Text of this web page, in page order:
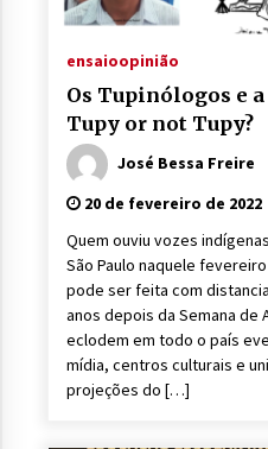
ensaioopinião
Os Tupinólogos e a
Tupy or not Tupy?
José Bessa Freire
20 de fevereiro de 2022
Quem ouviu vozes
São Paulo naquele
pode ser feita com
anos depois da Semana de
eclodem em todo o país
mídia, centros culturais e
projeções do […]